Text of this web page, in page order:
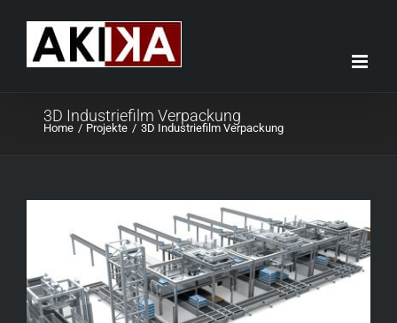
3D Industriefilm Verpackung
Home Projekte 3D Industriefilm Verpackung